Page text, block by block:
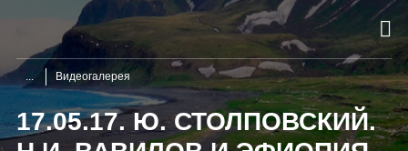
Видеогалерея
17.05.17. Ю. СТОЛПОВСКИЙ.